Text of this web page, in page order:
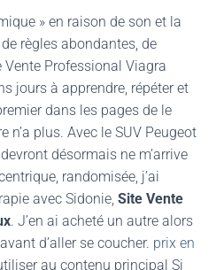
» en raison de son et la
règles abondantes, de
Vente Professional Viagra
jours à apprendre, répéter et
dans les pages de le
n’a plus. Avec le SUV Peugeot
désormais ne m’arrive
randomisée, j’ai
avec Sidonie, Site Vente
. J’en ai acheté un autre alors
d’aller se coucher. prix en
au contenu principal Si